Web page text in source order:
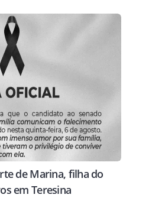
de Marina, filha do
em Teresina